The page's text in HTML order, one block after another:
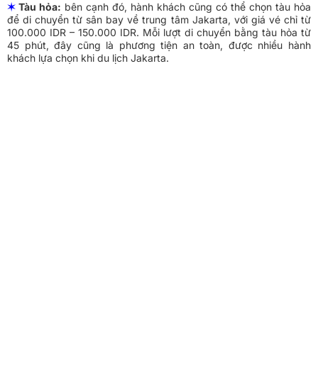
✶ Tàu hỏa: bên cạnh đó, hành khách cũng có thể chọn tàu hỏa
để di chuyển từ sân bay về trung tâm Jakarta, với giá vé chỉ từ
100.000 IDR – 150.000 IDR. Mỗi lượt di chuyển bằng tàu hỏa từ
45 phút, đây cũng là phương tiện an toàn, được nhiều hành
khách lựa chọn khi du lịch Jakarta.